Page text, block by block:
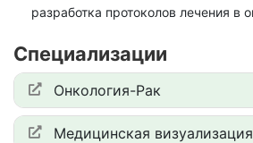
разработка протоколов лечения в
Специализации
Онкология-Рак
Медицинская визуализация